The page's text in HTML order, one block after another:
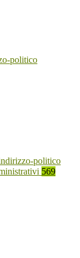
politico
politico
569